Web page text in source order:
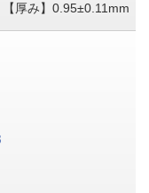
厚み】0.95±0.11mm